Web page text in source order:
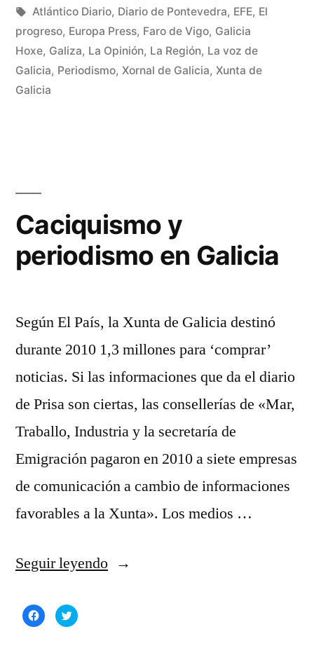
los
medios»
por
Rivas
Álvarez
en
Etiquetas:
Atlántico Diario, Diario de Pontevedra, EFE, El
progreso, Europa Press, Faro de Vigo, Galicia
Hoxe, Galiza, La Opinión, La Región, La voz de
Galicia, Periodismo, Xornal de Galicia, Xunta de
Galicia
Caciquismo y
periodismo en Galicia
Según El País, la Xunta de Galicia destinó
durante 2010 1,3 millones para ‘comprar’
noticias. Si las informaciones que da el diario
de Prisa son ciertas, las consellerías de «Mar,
Traballo, Industria y la secretaría de
Emigración pagaron en 2010 a siete empresas
de comunicación a cambio de informaciones
favorables a la Xunta». Los medios …
Seguir leyendo«Caciquismo
Haz
clic
Haz
clic